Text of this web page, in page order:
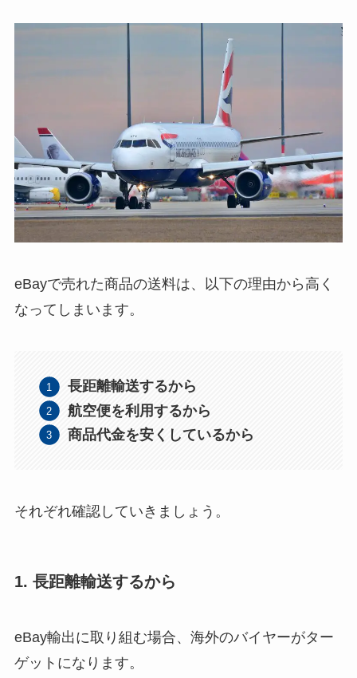
eBayで売れた商品の送料は、以下の理由から高く
なってしまいます。
長距離輸送するから
航空便を利用するから
商品代金を安くしているから
それぞれ確認していきましょう。
1. 長距離輸送するから
eBay輸出に取り組む場合、海外のバイヤーがター
ゲットになります。